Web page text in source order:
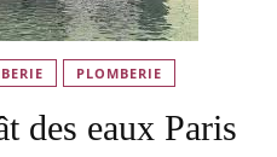
PLOMBERIE
des eaux Paris